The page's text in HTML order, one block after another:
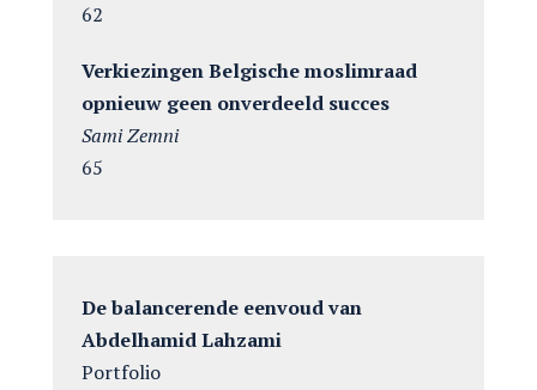
62
Verkiezingen Belgische moslimraad
opnieuw geen onverdeeld succes
Sami Zemni
65
De balancerende eenvoud van
Abdelhamid Lahzami
Portfolio